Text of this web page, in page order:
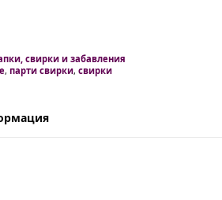
свирки и забавления
, парти свирки, свирки